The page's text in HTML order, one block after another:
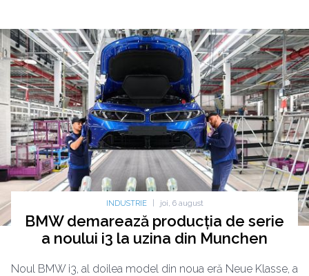
INDUSTRIE joi, 6 august
BMW demarează producția de serie
a noului i3 la uzina din Munchen
Noul BMW i3, al doilea model din noua eră Neue Klasse, a